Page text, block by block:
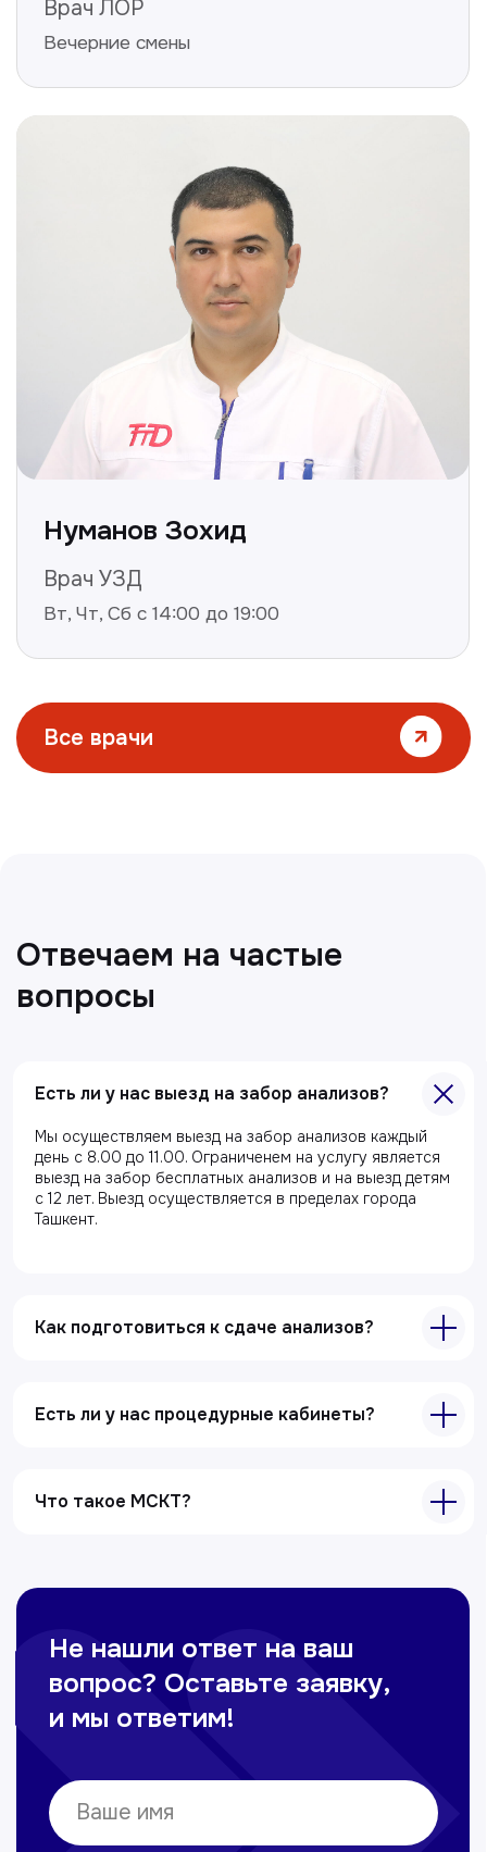
Есть ли у нас выезд на забор анализов?
Мы осуществляем выезд на забор анализов каждый
день с 8.00 до 11.00. Ограниченем на услугу является
выезд на забор бесплатных анализов и на выезд детям
с 12 лет. Выезд осуществляется в пределах города
Ташкент.
Как подготовиться к сдаче анализов?
Есть ли у нас процедурные кабинеты?
Что такое МСКТ?
Ультразвуковая диагностика
Все услуги
+998 71 207-93-94
Политика обработки персональных данных
© Copyright — 2025, TTD
Главная
О клиники